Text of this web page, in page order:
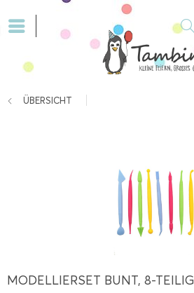
ÜBERSICHT
MODELLIERSET BUNT, 8-TEILIG